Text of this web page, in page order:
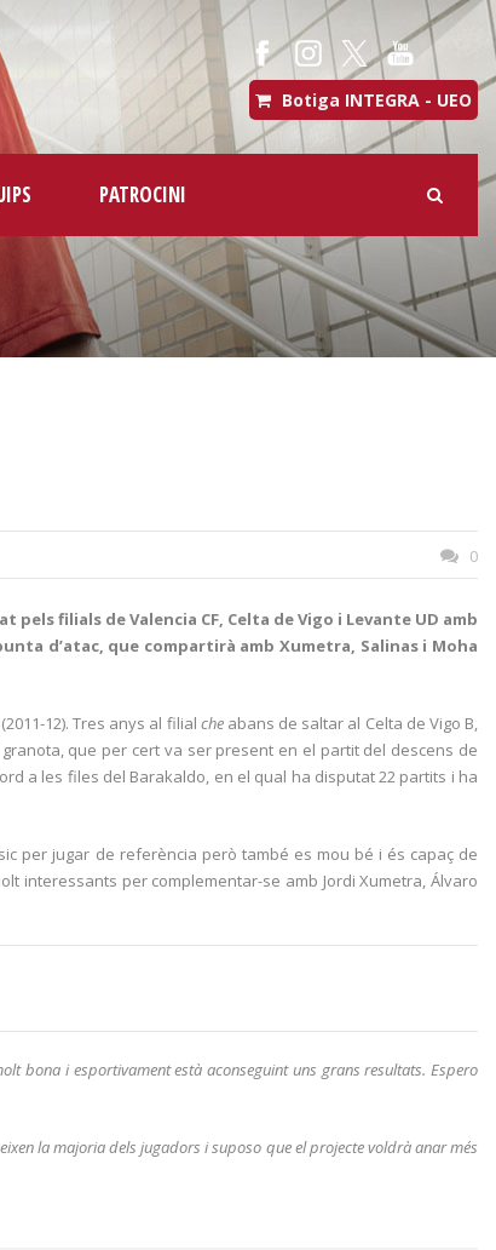
Botiga INTEGRA - UEO
PATROCINI
0
filials de Valencia CF, Celta de Vigo i Levante UD amb
d’atac, que compartirà amb Xumetra, Salinas i Moha
12). Tres anys al filial cheabans de saltar al Celta de Vigo B,
que per cert va ser present en el partit del descens de
a les files del Barakaldo, en el qual ha disputat 22 partits i ha
per jugar de referència però també es mou bé i és capaç de
interessants per complementar-se amb Jordi Xumetra, Álvaro
bona i esportivament està aconseguint uns grans resultats. Espero
la majoria dels jugadors i suposo que el projecte voldrà anar més